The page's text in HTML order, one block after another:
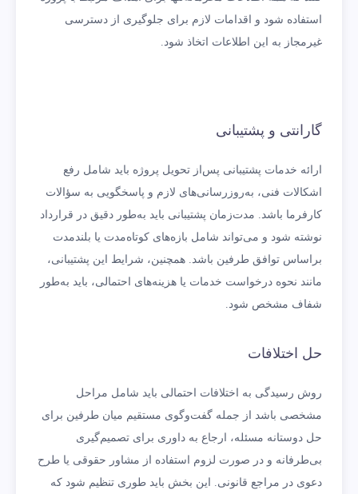
استفاده شود و اقدامات لازم برای جلوگیری از دسترسی
غیرمجاز به این اطلاعات اتخاذ شود.
گارانتی و پشتیبانی
ارائه خدمات پشتیبانی پس‌از تحویل پروژه باید شامل رفع
اشکالات فنی، به‌روزرسانی‌های لازم و پاسخگویی به سؤالات
کارفرما باشد. مدت‌زمان پشتیبانی باید به‌طور دقیق در قرارداد
نوشته شود و می‌تواند شامل بازه‌های کوتاه‌مدت یا بلندمدت
براساس توافق طرفین باشد. همچنین، شرایط این پشتیبانی،
مانند نحوه درخواست خدمات یا هزینه‌های احتمالی، باید به‌طور
شفاف مشخص شود.
حل اختلافات
روش رسیدگی به اختلافات احتمالی باید شامل مراحل
مشخصی باشد از جمله گفت‌وگوی مستقیم میان طرفین برای
حل دوستانه مسئله، ارجاع به داوری برای تصمیم‌گیری
بی‌طرفانه و در صورت لزوم استفاده از مشاور حقوقی یا طرح
دعوی در مراجع قانونی. این بخش باید طوری تنظیم شود که